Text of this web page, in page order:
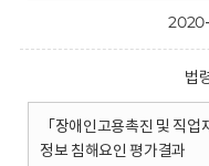
법
「장애인고용촉진 및 직
정보 침해요인 평가결과